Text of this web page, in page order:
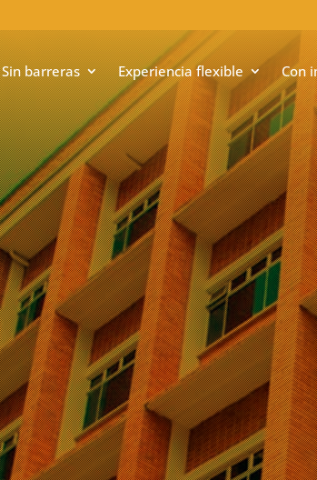
Sin barreras Experiencia flexible Con